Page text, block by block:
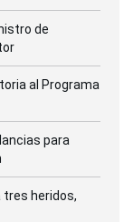
de
al Programa
para
tres heridos,